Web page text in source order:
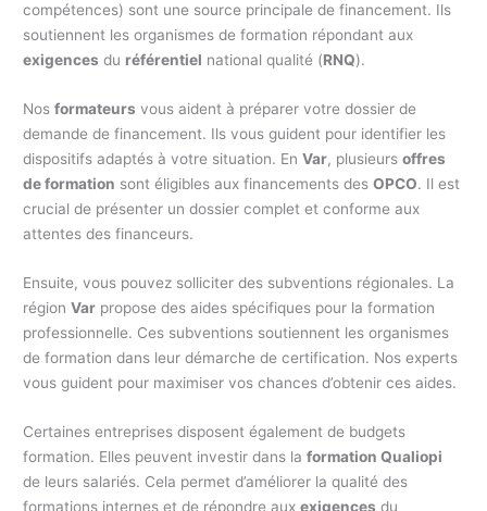
compétences) sont une source principale de financement. Ils
soutiennent les organismes de formation répondant aux
exigences du référentiel national qualité (RNQ).
Nosformateurs vous aident à préparer votre dossier de
demande de financement. Ils vous guident pour identifier les
dispositifs adaptés à votre situation. EnVar, plusieursoffres
de formation sont éligibles aux financements desOPCO. Il est
crucial de présenter un dossier complet et conforme aux
attentes des financeurs.
Ensuite, vous pouvez solliciter des subventions régionales. La
régionVar propose des aides spécifiques pour la formation
professionnelle. Ces subventions soutiennent les organismes
de formation dans leur démarche de certification. Nos experts
vous guident pour maximiser vos chances d’obtenir ces aides.
Certaines entreprises disposent également de budgets
formation. Elles peuvent investir dans laformation Qualiopi
de leurs salariés. Cela permet d’améliorer la qualité des
formations internes et de répondre auxexigences du